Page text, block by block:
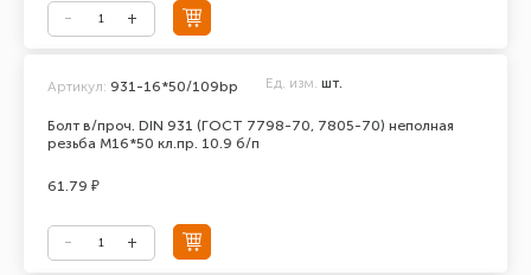
Болт в/проч. DIN 931 (ГОСТ 7798-70, 7805-70) неполная
резьба М16*50 кл.пр. 10.9 б/п
Артикул: 931-16*50/109bp Ед. изм. шт.
61.79 ₽